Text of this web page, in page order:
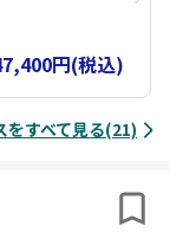
円(税込)
をすべて見る(21)